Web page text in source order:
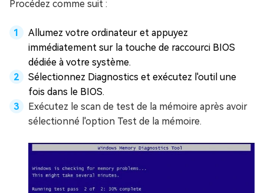
Procédez comme suit :
Allumez votre ordinateur et appuyez
immédiatement sur la touche de raccourci BIOS
dédiée à votre système.
Sélectionnez Diagnostics et exécutez l'outil une
fois dans le BIOS.
Exécutez le scan de test de la mémoire après avoir
sélectionné l'option Test de la mémoire.